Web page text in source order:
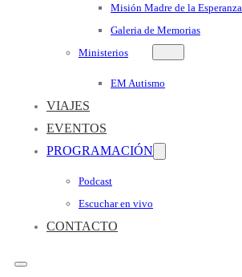
Misión Madre de la Esperanza
Galeria de Memorias
Ministerios
EM Autismo
VIAJES
EVENTOS
PROGRAMACIÓN
Podcast
Escuchar en vivo
CONTACTO